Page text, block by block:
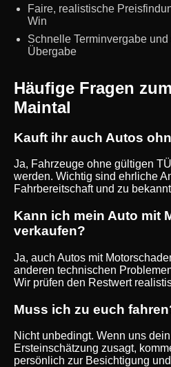
Faire, realistische
Win
Schnelle Terminvergabe
Übergabe
Häufige Fragen
Maintal
Kauft ihr auch Autos
Ja, Fahrzeuge ohne gültigen
werden. Wichtig sind ehrliche
Fahrbereitschaft und zu
Kann ich mein Auto mit
verkaufen?
Ja, auch Autos mit
anderen technischen
Wir prüfen den Restwert
Muss ich zu euch
Nicht unbedingt. Wenn uns
Ersteinschätzung zusagt,
persönlich zur Besichtigung